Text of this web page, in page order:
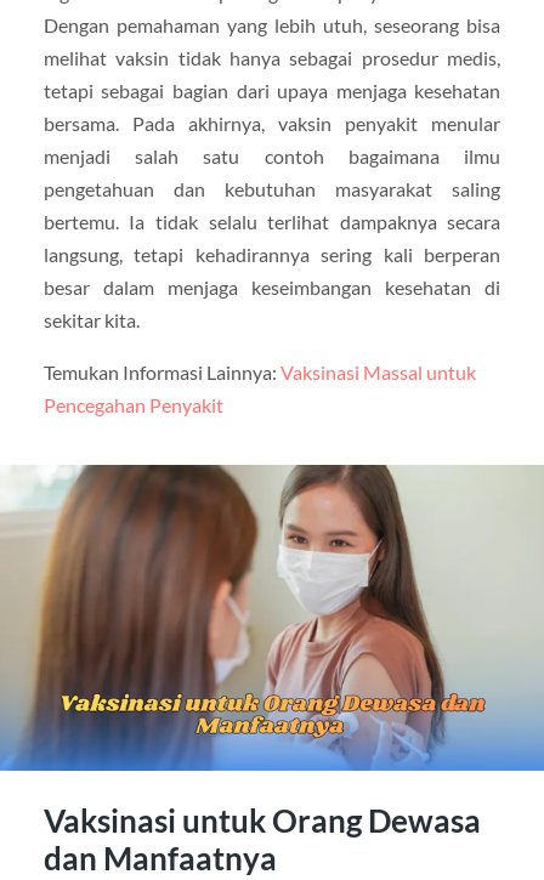
Dengan pemahaman yang lebih utuh, seseorang bisa
melihat vaksin tidak hanya sebagai prosedur medis,
tetapi sebagai bagian dari upaya menjaga kesehatan
bersama. Pada akhirnya, vaksin penyakit menular
menjadi salah satu contoh bagaimana ilmu
pengetahuan dan kebutuhan masyarakat saling
bertemu. Ia tidak selalu terlihat dampaknya secara
langsung, tetapi kehadirannya sering kali berperan
besar dalam menjaga keseimbangan kesehatan di
sekitar kita.
Temukan Informasi Lainnya: Vaksinasi Massal untuk
Pencegahan Penyakit
Vaksinasi untuk Orang Dewasa
dan Manfaatnya